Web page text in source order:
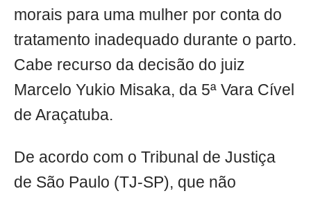
morais para uma mulher por conta do
tratamento inadequado durante o parto.
Cabe recurso da decisão do juiz
Marcelo Yukio Misaka, da 5ª Vara Cível
de Araçatuba.
De acordo com o Tribunal de Justiça
de São Paulo (TJ-SP), que não